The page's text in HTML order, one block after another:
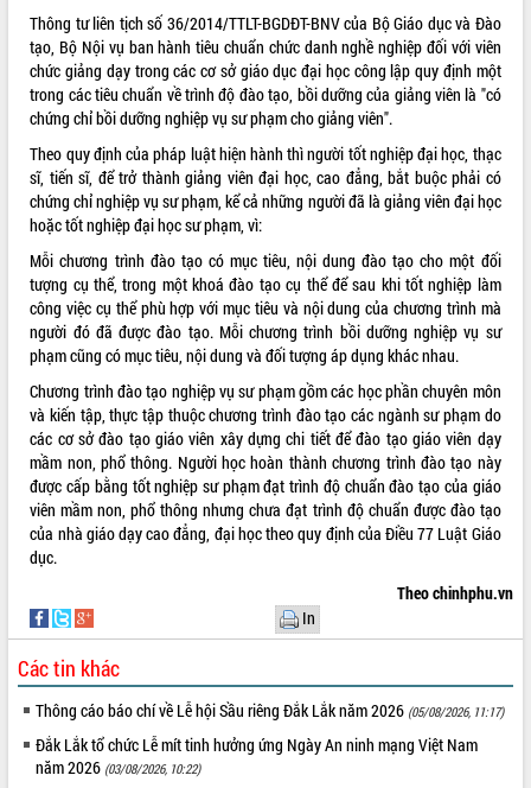
VIDEO
Không có file video nào để phát.
ALBUM ẢNH
LIÊN KẾT WEB
THỐNG KÊ TRUY CẬP
Hôm nay: 23161
Tất cả:
65999303
Thông tư liên tịch số36/2014/TTLT-BGDĐT-BNVcủa Bộ Giáo dục và Đào
tạo, Bộ Nội vụ ban hành tiêu chuẩn chức danh nghề nghiệp đối với viên
chức giảng dạy trong các cơ sở giáo dục đại học công lập quy định một
trong các tiêu chuẩn về trình độ đào tạo, bồi dưỡng của giảng viên là "có
chứng chỉ bồi dưỡng nghiệp vụ sư phạm cho giảng viên".
Theo quy định của pháp luật hiện hành thì người tốt nghiệp đại học, thạc
sĩ, tiến sĩ, để trở thành giảng viên đại học, cao đẳng, bắt buộc phải có
chứng chỉ nghiệp vụ sư phạm, kể cả những người đã là giảng viên đại học
hoặc tốt nghiệp đại học sư phạm, vì:
Mỗi chương trình đào tạo có mục tiêu, nội dung đào tạo cho một đối
tượng cụ thể, trong một khoá đào tạo cụ thể để sau khi tốt nghiệp làm
công việc cụ thể phù hợp với mục tiêu và nội dung của chương trình mà
người đó đã được đào tạo. Mỗi chương trình bồi dưỡng nghiệp vụ sư
phạm cũng có mục tiêu, nội dung và đối tượng áp dụng khác nhau.
Chương trình đào tạo nghiệp vụ sư phạm gồm các học phần chuyên môn
và kiến tập, thực tập thuộc chương trình đào tạo các ngành sư phạm do
các cơ sở đào tạo giáo viên xây dựng chi tiết để đào tạo giáo viên dạy
mầm non, phổ thông. Người học hoàn thành chương trình đào tạo này
được cấp bằng tốt nghiệp sư phạm đạt trình độ chuẩn đào tạo của giáo
viên mầm non, phổ thông nhưng chưa đạt trình độ chuẩn được đào tạo
của nhà giáo dạy cao đẳng, đại học theo quy định của Điều 77 Luật Giáo
dục.
Theo chinhphu.vn
In
Các tin khác
Thông cáo báo chí về Lễ hội Sầu riêng Đắk Lắk năm 2026 (05/08/2026, 11:17)
Đắk Lắk tổ chức Lễ mít tinh hưởng ứng Ngày An ninh mạng Việt Nam
năm 2026 (03/08/2026, 10:22)